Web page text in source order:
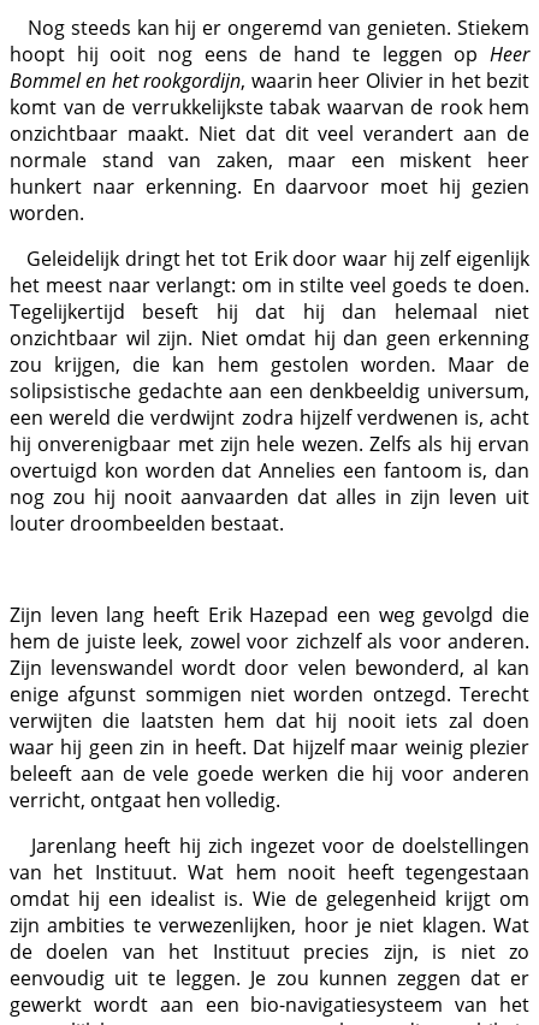
Nog steeds kan hij er ongeremd van genieten. Stiekem
hoopt hij ooit nog eens de hand te leggen op Heer
Bommel en het rookgordijn, waarin heer Olivier in het bezit
komt van de verrukkelijkste tabak waarvan de rook hem
onzichtbaar maakt. Niet dat dit veel verandert aan de
normale stand van zaken, maar een miskent heer
hunkert naar erkenning. En daarvoor moet hij gezien
worden.
Geleidelijk dringt het tot Erik door waar hij zelf eigenlijk
het meest naar verlangt: om in stilte veel goeds te doen.
Tegelijkertijd beseft hij dat hij dan helemaal niet
onzichtbaar wil zijn. Niet omdat hij dan geen erkenning
zou krijgen, die kan hem gestolen worden. Maar de
solipsistische gedachte aan een denkbeeldig universum,
een wereld die verdwijnt zodra hijzelf verdwenen is, acht
hij onverenigbaar met zijn hele wezen. Zelfs als hij ervan
overtuigd kon worden dat Annelies een fantoom is, dan
nog zou hij nooit aanvaarden dat alles in zijn leven uit
louter droombeelden bestaat.
Zijn leven lang heeft Erik Hazepad een weg gevolgd die
hem de juiste leek, zowel voor zichzelf als voor anderen.
Zijn levenswandel wordt door velen bewonderd, al kan
enige afgunst sommigen niet worden ontzegd. Terecht
verwijten die laatsten hem dat hij nooit iets zal doen
waar hij geen zin in heeft. Dat hijzelf maar weinig plezier
beleeft aan de vele goede werken die hij voor anderen
verricht, ontgaat hen volledig.
Jarenlang heeft hij zich ingezet voor de doelstellingen
van het Instituut. Wat hem nooit heeft tegengestaan
omdat hij een idealist is. Wie de gelegenheid krijgt om
zijn ambities te verwezenlijken, hoor je niet klagen. Wat
de doelen van het Instituut precies zijn, is niet zo
eenvoudig uit te leggen. Je zou kunnen zeggen dat er
gewerkt wordt aan een bio-navigatiesysteem van het